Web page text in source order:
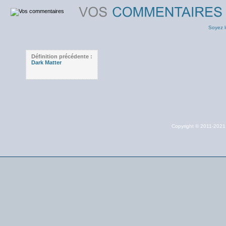
Soyez
Définition précédente :
Dark Matter
Copyright © 2011-